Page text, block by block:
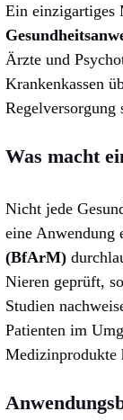
Ein einzigartiges
Ärzte und
Krankenkassen
Was macht
Nicht jede
eine Anwendung
(BfArM)
Nieren geprüft,
Studien
Patienten im
Medizinprodukte